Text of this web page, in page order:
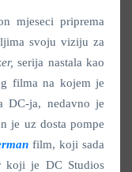
mjeseci priprema
svoju viziju za
serija nastala kao
filma na kojem je
DC-ja, nedavno je
je uz dosta pompe
film, koji sada
koji je DC Studios